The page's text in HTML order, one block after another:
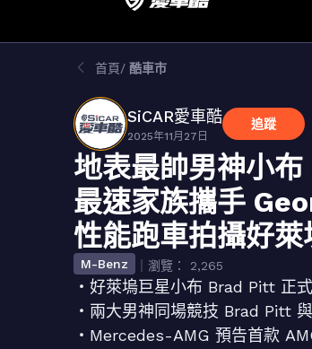
首頁 酷車市
SiCAR愛車酷
2025年11月27日
追蹤
地表最帥男神小
最速家族攜手
性能跑車拍攝好萊
M-Benz ｜瀏覽： 2,265
・好萊塢巨星小布 Brad Pitt 正
・兩大男神同場競技 Brad Pitt
・Mercedes-AMG 預告首款